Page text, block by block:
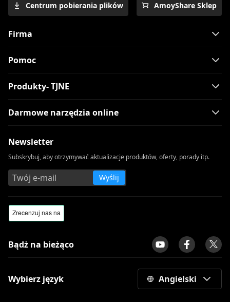
Centrum pobierania plików AmoyShare Sklep
Firma
Pomoc
Produkty- TJNE
Darmowe narzędzia online
Newsletter
Subskrybuj, aby otrzymywać aktualizacje produktów, oferty, porady itp.
Wyślij
Bądż na bieżąco
Wybierz język Angielski